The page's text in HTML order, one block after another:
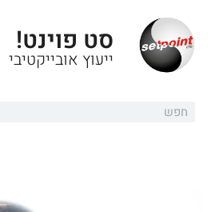
סט פוינט!
ייעוץ אובייקטיבי